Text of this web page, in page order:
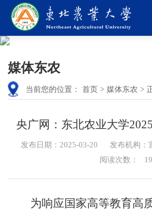
媒体东农
当前您的位置： 首页 > 媒体东农 >
央广网：东北农业大学
发布日期：2025-03-20 发布机构：
阅读次数：
为响应国家高等教育高